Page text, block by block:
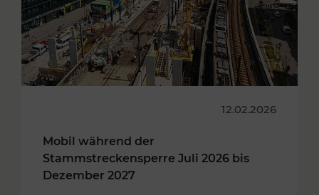
12.02.2026
Mobil während der
Stammstreckensperre Juli 2026 bis
Dezember 2027